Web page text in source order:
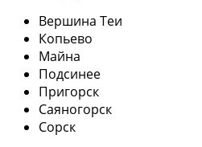
Вершина Теи
Копьево
Майна
Подсинее
Пригорск
Саяногорск
Сорск